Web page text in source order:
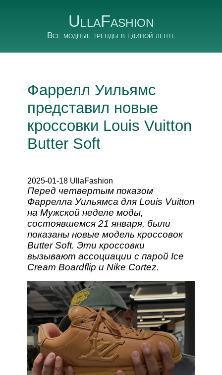
UllaFashion
Все модные тренды в единой ленте
Фаррелл Уильямс
представил новые
кроссовки Louis Vuitton
Butter Soft
2025-01-18 UllaFashion
Перед четвертым показом
Фаррелла Уильямса для Louis Vuitton
на Мужской неделе моды,
состоявшемся 21 января, были
показаны новые модель кроссовок
Butter Soft. Эти кроссовки
вызывают ассоциации с парой Ice
Cream Boardflip и Nike Cortez.